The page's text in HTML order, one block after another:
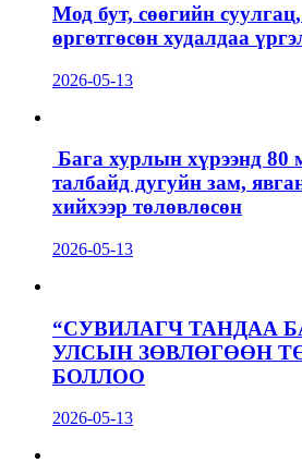
Мод бут, сөөгийн
өргөтгөсөн худалдаа
2026-05-13
Бага хурлын хүрээнд 80
талбайд дугуйн зам,
хийхээр төлөвлөсөн
2026-05-13
“СУВИЛАГЧ ТАНДАА
УЛСЫН ЗӨВЛӨГӨӨН
БОЛЛОО
2026-05-13